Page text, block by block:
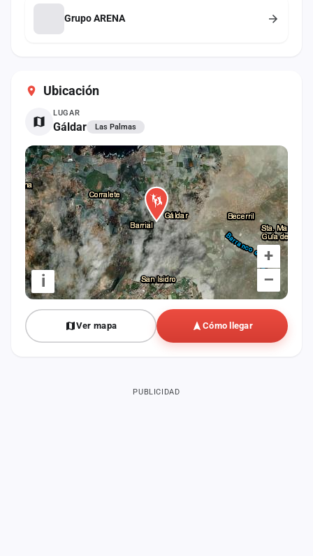
Ubicación
LUGAR
Gáldar Las Palmas
+
–
i
Ver mapa Cómo llegar
Grupo ARENA
PUBLICIDAD